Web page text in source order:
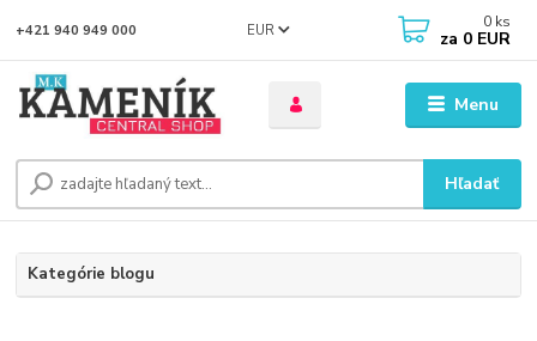
Menu
EUR
Hľadať
+421 940 949 000 0 ks
za 0 EUR
Kategórie blogu